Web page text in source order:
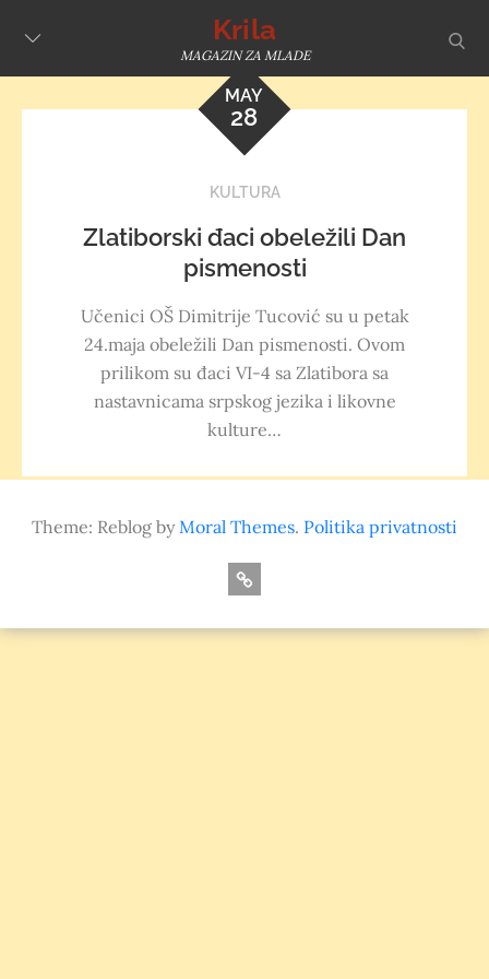
Krila
MAGAZIN ZA MLADE
MAY
28
KULTURA
Zlatiborski đaci obeležili Dan
pismenosti
Učenici OŠ Dimitrije Tucović su u petak
24.maja obeležili Dan pismenosti. Ovom
prilikom su đaci VI-4 sa Zlatibora sa
nastavnicama srpskog jezika i likovne
kulture…
Theme: Reblog byMoral Themes. Politika privatnosti